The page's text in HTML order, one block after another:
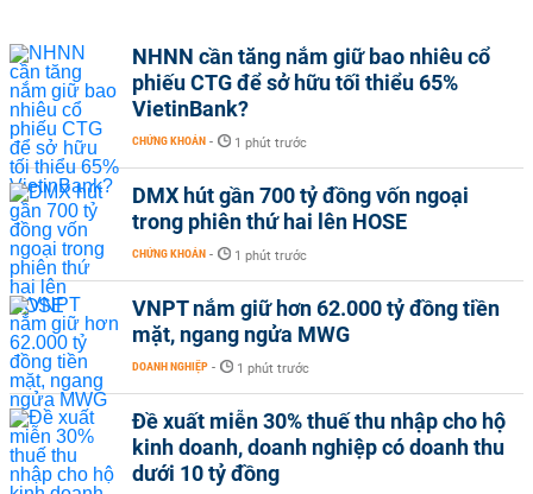
NHNN cần tăng nắm giữ bao nhiêu cổ
phiếu CTG để sở hữu tối thiểu 65%
VietinBank?
CHỨNG KHOÁN - 1 phút trước
DMX hút gần 700 tỷ đồng vốn ngoại
trong phiên thứ hai lên HOSE
CHỨNG KHOÁN - 1 phút trước
VNPT nắm giữ hơn 62.000 tỷ đồng tiền
mặt, ngang ngửa MWG
DOANH NGHIỆP - 1 phút trước
Đề xuất miễn 30% thuế thu nhập cho hộ
kinh doanh, doanh nghiệp có doanh thu
dưới 10 tỷ đồng